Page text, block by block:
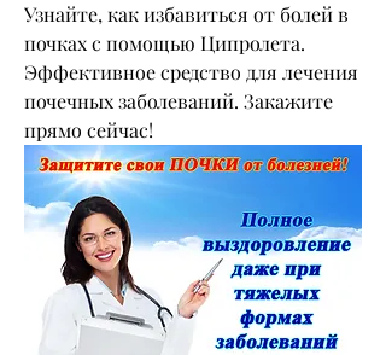
Узнайте, как избавиться от болей в
почках с помощью Ципролета.
Эффективное средство для лечения
почечных заболеваний. Закажите
прямо сейчас!